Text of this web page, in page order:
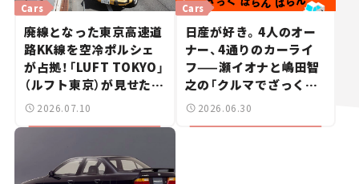
Cars
廃線となった東京高速道
路KK線を空冷ポルシェ
が占拠！「LUFT TOKYO」
（ルフト東京）が見せた奇
跡の一日——ハッサンの
2026.07.10
Cars
日産が好き。4人のオー
ナー、4通りのカーライ
フ——瀬イオナと嶋田智
之の「クルマでざっくば
らんばらん！」＃19
2026.06.30